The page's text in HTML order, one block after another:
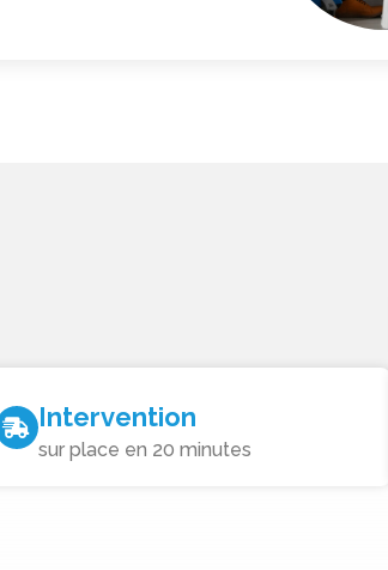
Intervention
sur place en 20 minutes